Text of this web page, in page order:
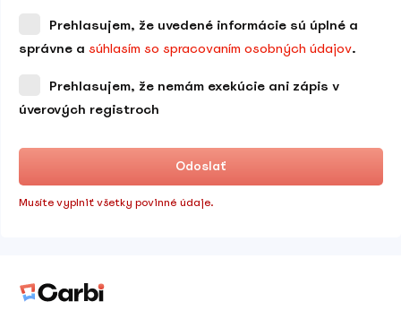
Prehlasujem, že uvedené informácie sú úplné a
správne a súhlasím so spracovaním osobných údajov.
Prehlasujem, že nemám exekúcie ani zápis v
úverových registroch
Odoslať
Musíte vyplniť všetky povinné údaje.